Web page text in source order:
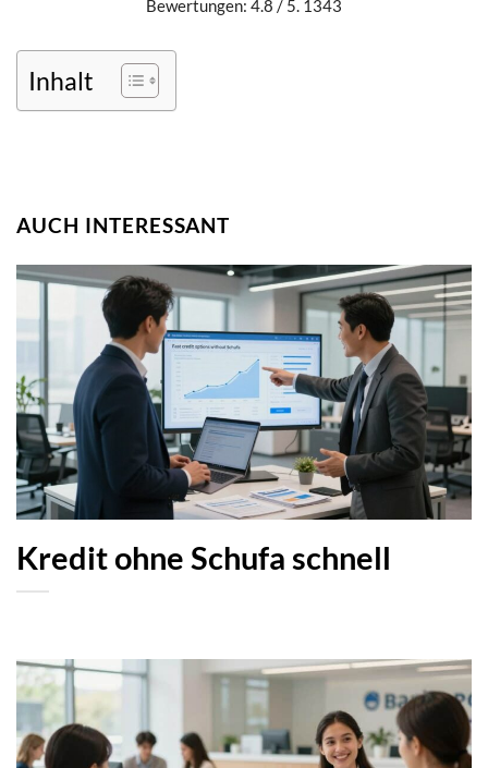
Bewertungen: 4.8 / 5. 1343
Inhalt
AUCH INTERESSANT
Kredit ohne Schufa schnell